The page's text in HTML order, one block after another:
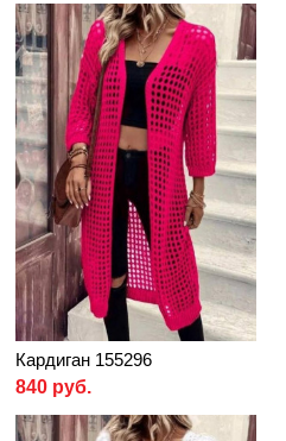
Кардиган 155296
840 руб.